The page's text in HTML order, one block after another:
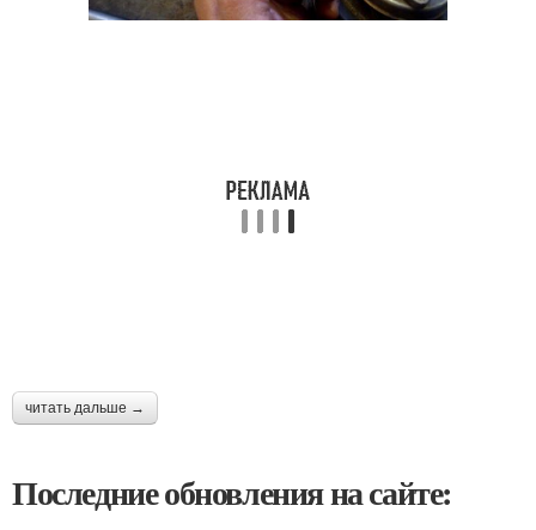
читать дальше →
Последние обновления на сайте: